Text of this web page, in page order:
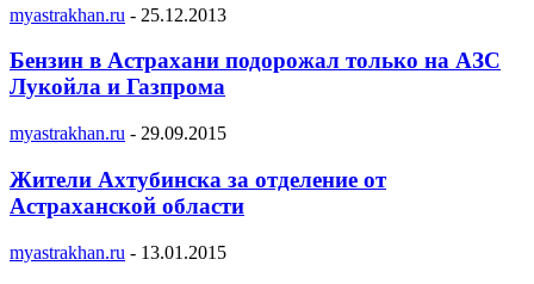
myastrakhan.ru - 25.12.2013
Бензин в Астрахани подорожал только на АЗС
Лукойла и Газпрома
myastrakhan.ru - 29.09.2015
Жители Ахтубинска за отделение от
Астраханской области
myastrakhan.ru - 13.01.2015